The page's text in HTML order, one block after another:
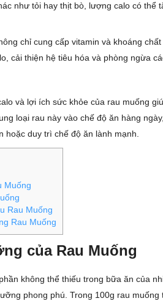
như tỏi hay thịt bò, lượng calo có thể
chỉ cung cấp vitamin và khoáng
cải thiện hệ tiêu hóa và phòng ngừa
và lợi ích sức khỏe của rau muống
loại rau này vào chế độ ăn hàng
hoặc duy trì chế độ ăn lành mạnh.
Muống
Rau Muống
Rau Muống
của Rau Muống
không thể thiếu trong bữa ăn của
phong phú. Trong 100g rau